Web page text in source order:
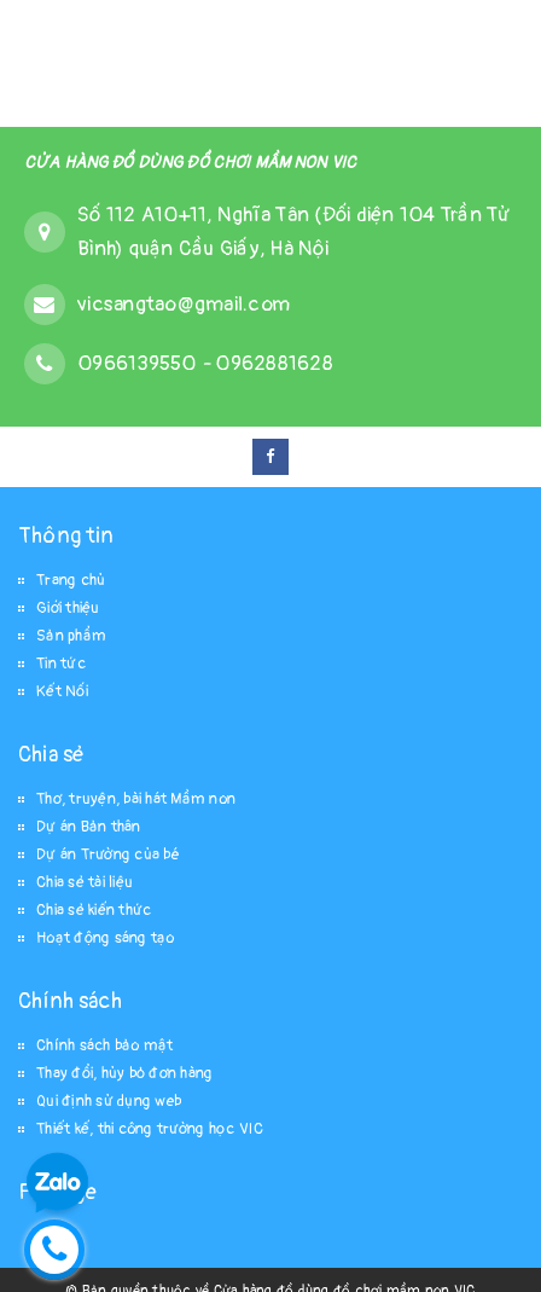
CỬA HÀNG ĐỒ DÙNG ĐỒ CHƠI MẦM NON VIC
Số 112 A10+11, Nghĩa Tân (Đối diện 104 Trần Tử
Bình) quận Cầu Giấy, Hà Nội
vicsangtao@gmail.com
0966139550 -0962881628
Thông tin
Trang chủ
Giới thiệu
Sản phẩm
Tin tức
Kết Nối
Chia sẻ
Thơ, truyện, bài hát Mầm non
Dự án Bản thân
Dự án Trường của bé
Chia sẻ tài liệu
Chia sẻ kiến thức
Hoạt động sáng tạo
Chính sách
Chính sách bảo mật
Thay đổi, hủy bỏ đơn hàng
Qui định sử dụng web
Thiết kế, thi công trường học VIC
Fanpage